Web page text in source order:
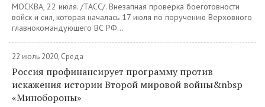
МОСКВА, 22 июля. /ТАСС/. Внезапная проверка боеготовности
войск и сил, которая началась 17 июля по поручению Верховного
главнокомандующего ВС РФ...
22 июль 2020, Среда
Россия профинансирует программу против
искажения истории Второй мировой войны&nbsp
«Минобороны»